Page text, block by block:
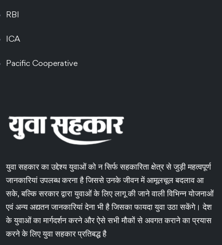
RBI
ICA
Pacific Cooperative
युवा सहकार का उद्देश्य युवाओं को न सिर्फ सहकारिता क्षेत्र से जुड़ी महत्वपूर्ण
जानकारियां उपलब्ध करना है जिससे उनके जीवन में आमूलचूल बदलाव आ
सके, बल्कि सरकार द्वारा युवाओं के लिए लागू की जाने वाली विभिन्न योजनाओं
एवं अन्य अद्यतन जानकारियां देना भी है जिसका फायदा युवा उठा सकेंगे। देश
के युवाओं का मार्गदर्शन करने और ऐसे सभी मौकों से अवगत कराने का प्रयास
करने के लिए युवा सहकार प्रतिबद्ध है